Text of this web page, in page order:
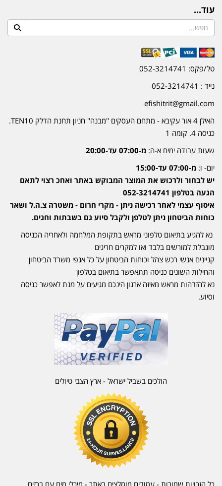
עוד...
טל/פקס: 052-3214741
נייד : 052-3214741
efishitrit@gmail.com
האילן 4 אור עקיבא - מתחם העסקים ''מבנה'' חניון תחנת הדלק TEN10.
כניסה 4. קומה 1
שעות עבודה ימים א-ה: מ-07:00 עד-20:00
יום- ו: מ-07:00 עד-15:00
יש לבחור ולרכוש את המוצר המבוקש באתר ואחכ רצוי לתאם
הגעה בטלפון 052-3214741
איסוף עצמי לאחר רכישה ניתן - מקרי חרום - משטרה צ.ה.ל ושאר
כוחות הביטחון ניתן לטלפן ולקבל סיוע גם בשבתות וחגים.
נא להגיע בתיאום טלפוני מראש בתקופת המלחמה ולאחריה הכניסה
מוגבלת למורשים בלבד ואו למקרים חריגים
קניינים אנשי רכש צהל וכוחות הביטחון על כל אגפי משרד הביטחון
והחילות השונים כניסה תתאפשר בתיאום בטלפון
נא להזדהות מראש מאיזה ארגון הינכם מגיעים על מנת לאפשר כניסה
וסיוע.
הולכים בשביל ישראל - ארץ הצבי טיולים
כל הזכויות שמורות - עמודים מומלצים באתר - מיכלי מים עם ברזים